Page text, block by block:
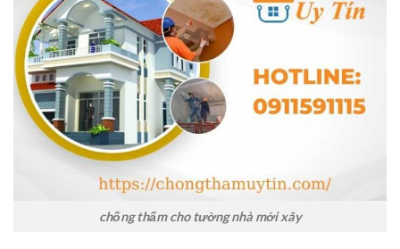
chống thấm cho tường nhà mới xây